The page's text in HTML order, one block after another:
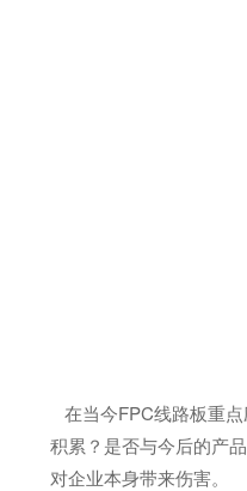
在当今FPC线路板重
积累？是否与今后的产
对企业本身带来伤害。